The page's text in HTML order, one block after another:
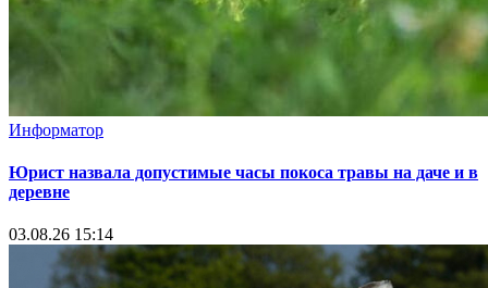
Информатор
Юрист назвала допустимые часы покоса травы на даче и в
деревне
03.08.26 15:14